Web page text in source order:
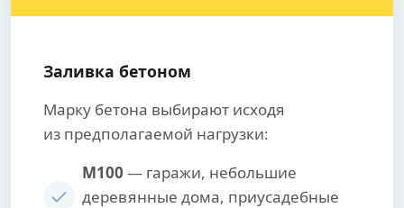
Заливка бетоном
Марку бетона выбирают исходя
из предполагаемой нагрузки:
М100 — гаражи, небольшие
деревянные дома, приусадебные